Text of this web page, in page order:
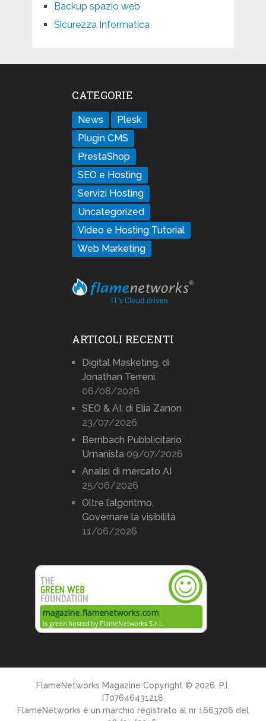
Backup spazio web
Sicurezza Informatica
CATEGORIE
News
Plesk
Plugin CMS
PrestaShop
SEO e Hosting
Servizi Hosting
Uncategorized
Video e Hosting Tutorial
Web Marketing
ARTICOLI RECENTI
Digital Masketing, di
Jonathan Terreni.
06/08/2026
SEO & AI, di Elia Zanon
23/07/2026
Bernbach Pubblicitario
Umanista 09/07/2026
Analisi di mercato AI
25/06/2026
Oltre l’algoritmo.
Governare la visibilità
11/06/2026
FlameNetworks Magazine Copyright © 2026. P.I.
IT07646431218
FlameNetworks è un marchio registrato al nr 1663706 del